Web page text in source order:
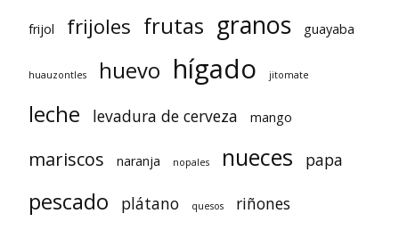
frijol frijoles frutas granos guayaba
huauzontles huevo hígado jitomate
leche levadura de cerveza mango
mariscos naranja nopales nueces papa
pescado plátano quesos riñones